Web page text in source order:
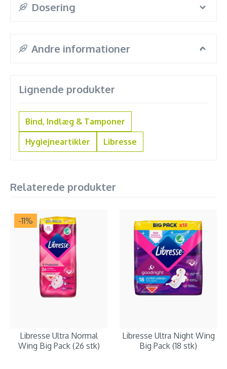
Dosering
Andre informationer
Lignende produkter
Bind, Indlæg & Tamponer
Hygiejneartikler
Libresse
Relaterede produkter
-11%
Libresse Ultra Normal
Wing Big Pack (26 stk)
Libresse Ultra Night Wing
Big Pack (18 stk)